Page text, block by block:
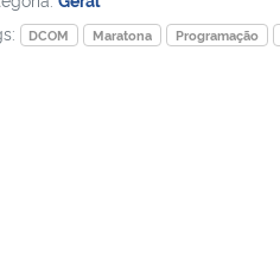
DCOM Maratona Programação